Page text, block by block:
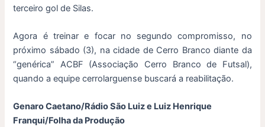
terceiro gol de Silas.
Agora é treinar e focar no segundo compromisso, no
próximo sábado (3), na cidade de Cerro Branco diante da
“genérica” ACBF (Associação Cerro Branco de Futsal),
quando a equipe cerrolarguense buscará a reabilitação.
Genaro Caetano/Rádio São Luiz e Luiz Henrique
Franqui/Folha da Produção